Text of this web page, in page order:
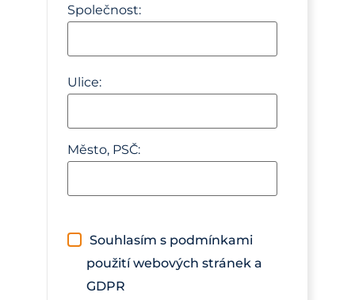
Společnost:
Ulice:
Město, PSČ:
Souhlasím s podmínkami
použití webových stránek a
GDPR